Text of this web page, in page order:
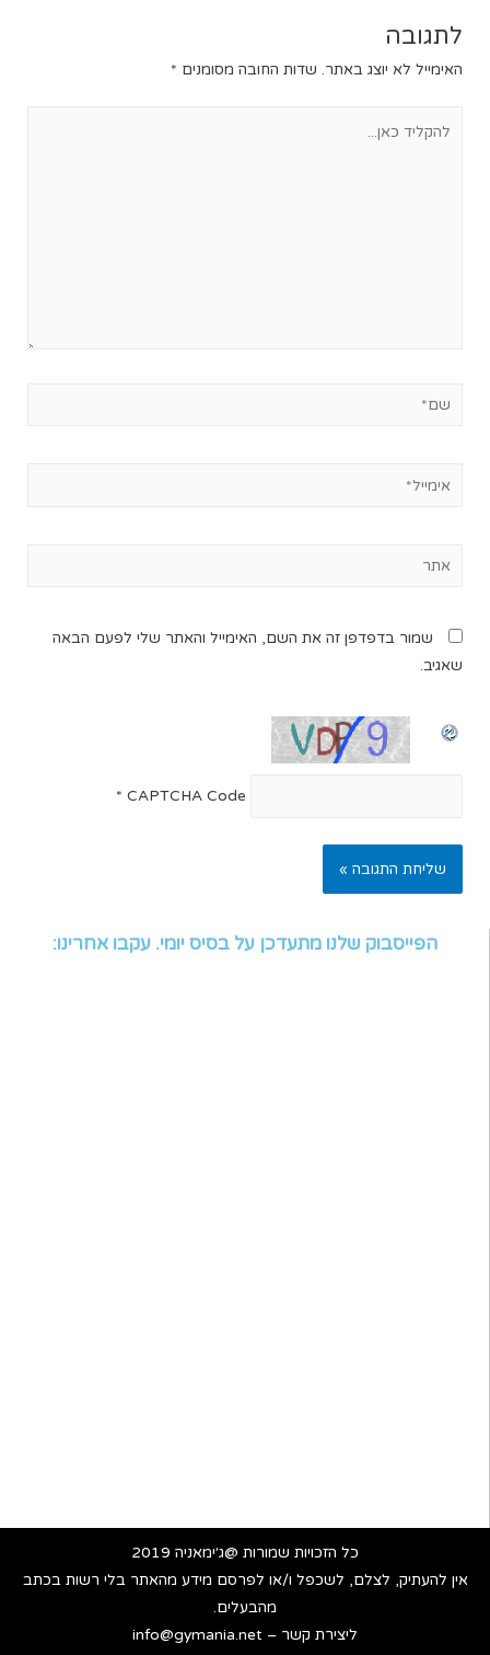
לתגובה
האימייל לא יוצג באתר. שדות החובה מסומנים *
שמור בדפדפן זה את השם, האימייל והאתר שלי לפעם הבאה
שאגיב.
CAPTCHA Code
*
הפייסבוק שלנו מתעדכן על בסיס יומי. עקבו אחרינו:
כל הזכויות שמורות @ג׳ימאניה 2019
אין להעתיק, לצלם, לשכפל ו/או לפרסם מידע מהאתר בלי רשות בכתב
מהבעלים.
ליצירת קשר – info@gymania.net